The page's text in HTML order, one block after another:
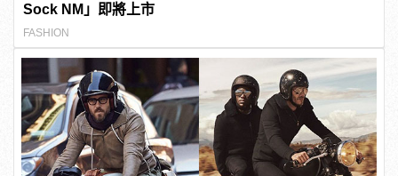
Sock NM」即將上市
FASHION